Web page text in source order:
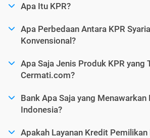
Apa Itu KPR?
Apa Perbedaan Antara KPR
Konvensional?
Apa Saja Jenis Produk KPR yang
Cermati.com?
Bank Apa Saja yang Menawarkan
Indonesia?
Apakah Layanan Kredit